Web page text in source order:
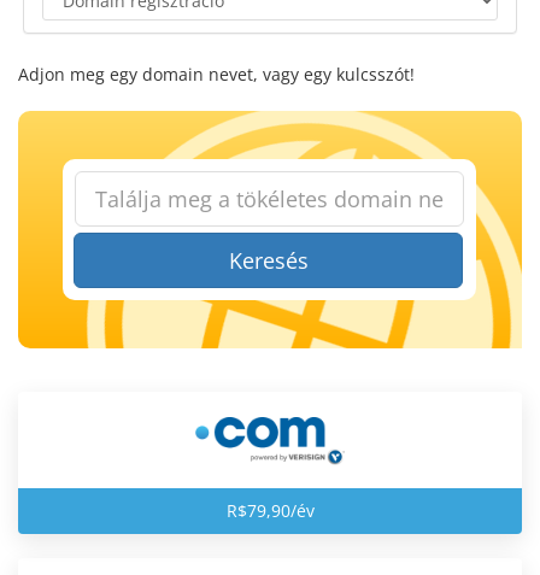
Adjon meg egy domain nevet, vagy egy kulcsszót!
Keresés
R$79,90/év